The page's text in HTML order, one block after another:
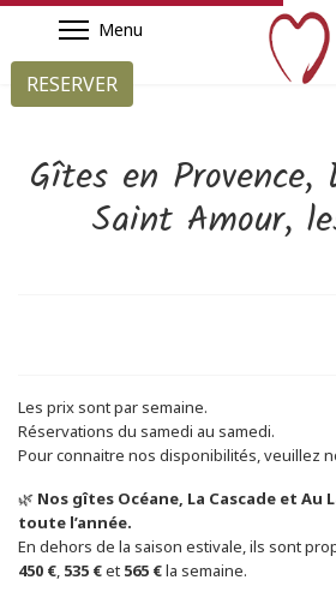
RESERVER
Gîtes en Provence,
Saint Amour,
Les prix sont par semaine.
Réservations du samedi au samedi.
Pour connaitre nos disponibilités, veuillez
🌿 Nos gîtes Océane, La Cascade et
toute l’année.
En dehors de la saison estivale, ils sont
450 €, 535 €et 565 €la semaine.